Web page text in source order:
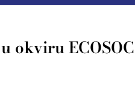
okviru